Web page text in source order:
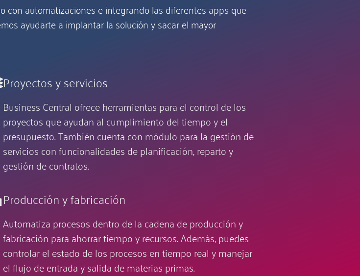
con automatizaciones e integrando las diferentes apps que
ayudarte a implantar la solución y sacar el mayor
Proyectos y servicios
Business Central ofrece herramientas para el control de los
proyectos que ayudan al cumplimiento del tiempo y el
presupuesto. También cuenta con módulo para la gestión de
servicios con funcionalidades de planificación, reparto y
gestión de contratos.
Producción y fabricación
Automatiza procesos dentro de la cadena de producción y
fabricación para ahorrar tiempo y recursos. Además, puedes
controlar el estado de los procesos en tiempo real y manejar
el flujo de entrada y salida de materias primas.